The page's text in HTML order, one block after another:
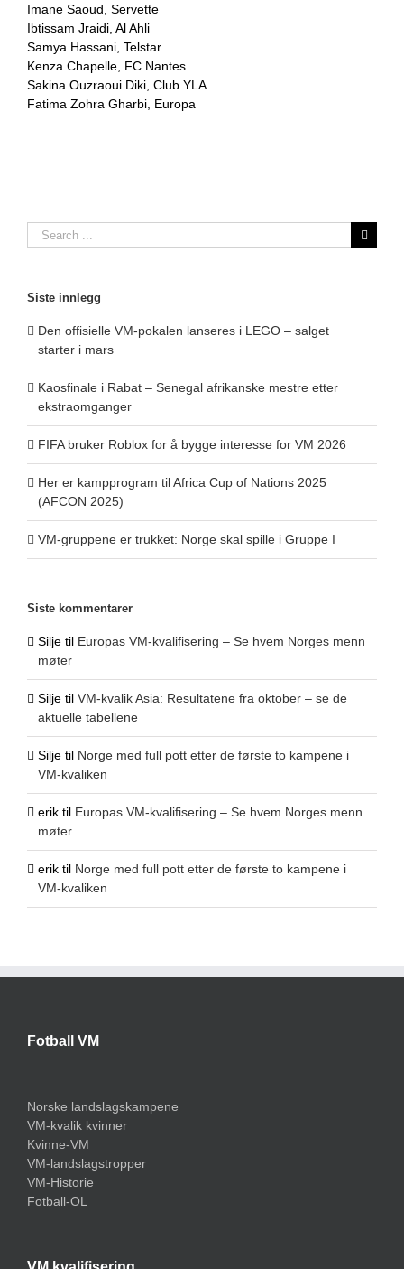
Imane Saoud, Servette
Ibtissam Jraidi, Al Ahli
Samya Hassani, Telstar
Kenza Chapelle, FC Nantes
Sakina Ouzraoui Diki, Club YLA
Fatima Zohra Gharbi, Europa
Search
for:
Siste innlegg
Den offisielle VM-pokalen lanseres i LEGO – salget
starter i mars
Kaosfinale i Rabat – Senegal afrikanske mestre etter
ekstraomganger
FIFA bruker Roblox for å bygge interesse for VM 2026
Her er kampprogram til Africa Cup of Nations 2025
(AFCON 2025)
VM-gruppene er trukket: Norge skal spille i Gruppe I
Siste kommentarer
Silje til Europas VM-kvalifisering – Se hvem Norges menn
møter
Silje til VM-kvalik Asia: Resultatene fra oktober – se de
aktuelle tabellene
Silje til Norge med full pott etter de første to kampene i
VM-kvaliken
erik til Europas VM-kvalifisering – Se hvem Norges menn
møter
erik til Norge med full pott etter de første to kampene i
VM-kvaliken
Fotball VM
Norske landslagskampene
VM-kvalik kvinner
Kvinne-VM
VM-landslagstropper
VM-Historie
Fotball-OL